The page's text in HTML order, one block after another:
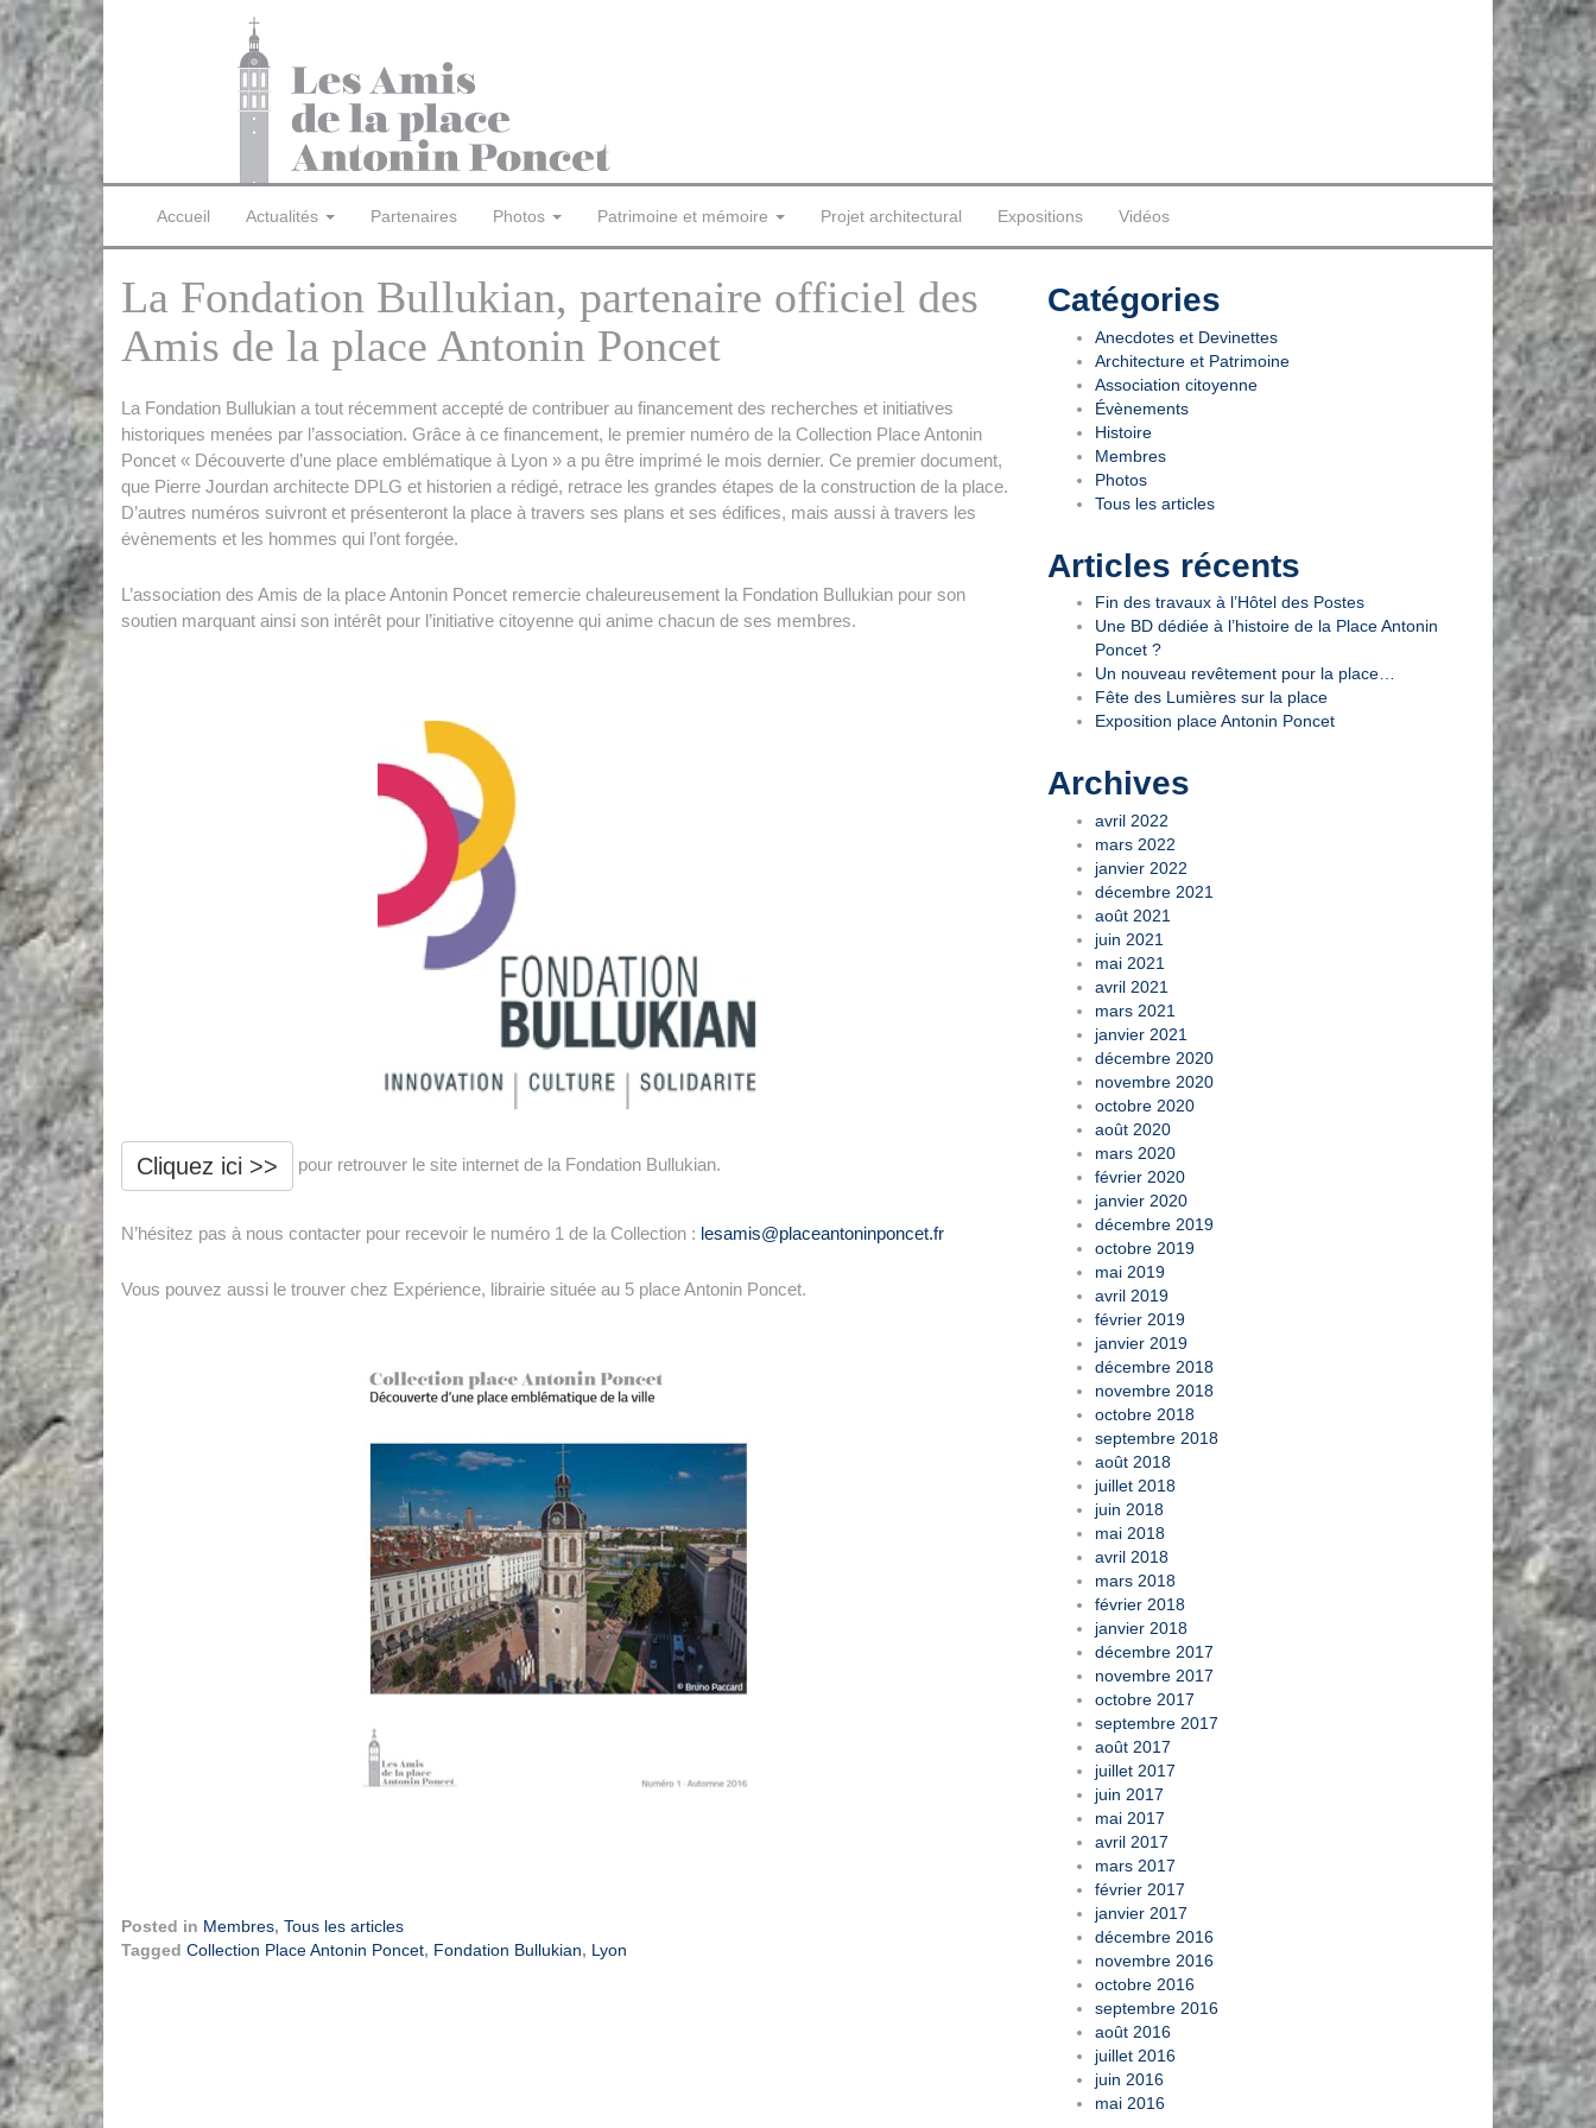
Accueil Actualités Partenaires Photos Patrimoine et mémoire Projet architectural Expositions Vidéos
La Fondation Bullukian, partenaire officiel des
Amis de la place Antonin Poncet
La Fondation Bullukian a tout récemment accepté de contribuer au financement des recherches et initiatives
historiques menées par l’association. Grâce à ce financement, le premier numéro de la Collection Place Antonin
Poncet « Découverte d’une place emblématique à Lyon » a pu être imprimé le mois dernier. Ce premier document,
que Pierre Jourdan architecte DPLG et historien a rédigé, retrace les grandes étapes de la construction de la place.
D’autres numéros suivront et présenteront la place à travers ses plans et ses édifices, mais aussi à travers les
évènements et les hommes qui l’ont forgée.
L’association des Amis de la place Antonin Poncet remercie chaleureusement la Fondation Bullukian pour son
soutien marquant ainsi son intérêt pour l’initiative citoyenne qui anime chacun de ses membres.
Cliquez ici >> pour retrouver le site internet de la Fondation Bullukian.
N’hésitez pas à nous contacter pour recevoir le numéro 1 de la Collection : lesamis@placeantoninponcet.fr
Vous pouvez aussi le trouver chez Expérience, librairie située au 5 place Antonin Poncet.
Posted in Membres, Tous les articles
Tagged Collection Place Antonin Poncet, Fondation Bullukian, Lyon
Catégories
Anecdotes et Devinettes
Architecture et Patrimoine
Association citoyenne
Évènements
Histoire
Membres
Photos
Tous les articles
Articles récents
Fin des travaux à l’Hôtel des Postes
Une BD dédiée à l’histoire de la Place Antonin
Poncet ?
Un nouveau revêtement pour la place…
Fête des Lumières sur la place
Exposition place Antonin Poncet
Archives
avril 2022
mars 2022
janvier 2022
décembre 2021
août 2021
juin 2021
mai 2021
avril 2021
mars 2021
janvier 2021
décembre 2020
novembre 2020
octobre 2020
août 2020
mars 2020
février 2020
janvier 2020
décembre 2019
octobre 2019
mai 2019
avril 2019
février 2019
janvier 2019
décembre 2018
novembre 2018
octobre 2018
septembre 2018
août 2018
juillet 2018
juin 2018
mai 2018
avril 2018
mars 2018
février 2018
janvier 2018
décembre 2017
novembre 2017
octobre 2017
septembre 2017
août 2017
juillet 2017
juin 2017
mai 2017
avril 2017
mars 2017
février 2017
janvier 2017
décembre 2016
novembre 2016
octobre 2016
septembre 2016
août 2016
juillet 2016
juin 2016
mai 2016